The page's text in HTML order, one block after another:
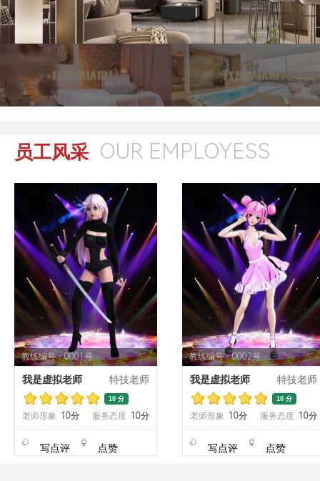
员工风采 OUR EMPLOYESS
教练编号：0001号
我是虚拟老师 特技老师
10 分
老师形象 10分 服务态度 10分
写点评 点赞
教练编号：0002号
我是虚拟老师 特技老师
10 分
老师形象 10分 服务态度 10分
写点评 点赞